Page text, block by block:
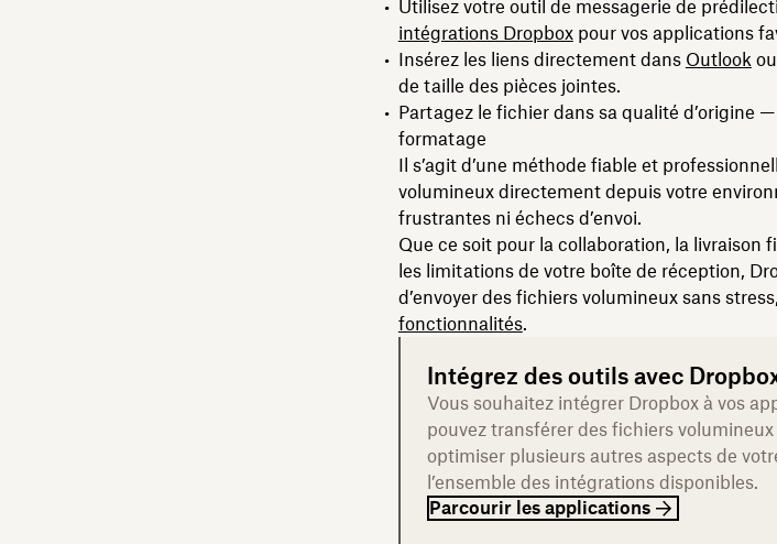
Utilisez votre outil de messagerie de
intégrations Dropboxpour vos applications
Insérez les liens directement dans Outlookou
de taille des pièces jointes.
Partagez le fichier dans sa qualité d’origine
formatage
Il s’agit d’une méthode fiable et
volumineux directement depuis votre
frustrantes ni échecs d’envoi.
Que ce soit pour la collaboration, la
les limitations de votre boîte de réception,
d’envoyer des fichiers volumineux sans
fonctionnalités.
Intégrez des outils avec
Vous souhaitez intégrer Dropbox à vos
pouvez transférer des fichiers
optimiser plusieurs autres aspects de
l’ensemble des intégrations disponibles.
Parcourir les applications